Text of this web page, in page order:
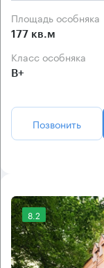
Площадь особняка
177 кв.м
Класс особняка
B+
Позвонить
8.2